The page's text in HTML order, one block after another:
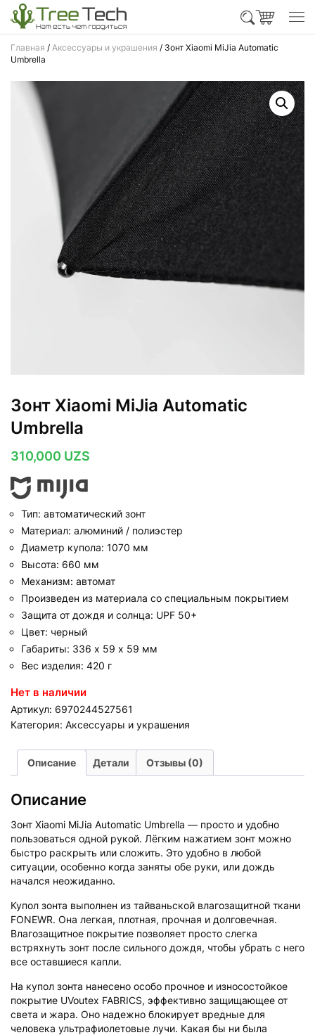
Главная / Аксессуары и украшения / Зонт Xiaomi MiJia Automatic
Umbrella
Зонт Xiaomi MiJia Automatic
Umbrella
310,000 UZS
Тип: автоматический зонт
Материал: алюминий / полиэстер
Диаметр купола: 1070 мм
Высота: 660 мм
Механизм: автомат
Произведен из материала со специальным покрытием
Защита от дождя и солнца: UPF 50+
Цвет: черный
Габариты: 336 х 59 х 59 мм
Вес изделия: 420 г
Нет в наличии
Артикул: 6970244527561
Категория: Аксессуары и украшения
Описание Детали Отзывы (0)
Описание
Зонт Xiaomi MiJia Automatic Umbrella — просто и удобно
пользоваться одной рукой. Лёгким нажатием зонт можно
быстро раскрыть или сложить. Это удобно в любой
ситуации, особенно когда заняты обе руки, или дождь
начался неожиданно.
Купол зонта выполнен из тайваньской влагозащитной ткани
FONEWR. Она легкая, плотная, прочная и долговечная.
Влагозащитное покрытие позволяет просто слегка
встряхнуть зонт после сильного дождя, чтобы убрать с него
все оставшиеся капли.
На купол зонта нанесено особо прочное и износостойкое
покрытие UVoutex FABRICS, эффективно защищающее от
света и жара. Оно надежно блокирует вредные для
человека ультрафиолетовые лучи. Какая бы ни была